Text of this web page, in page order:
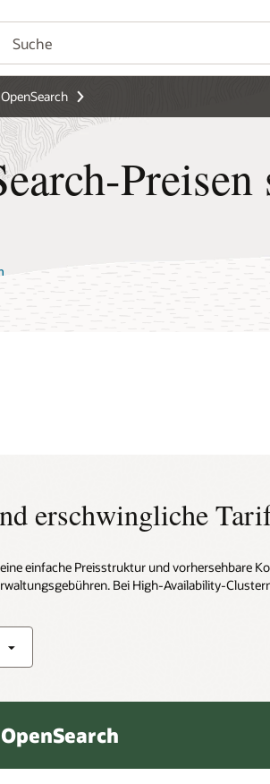
OpenSearch
Preisen
erschwingliche
einfache Preisstruktur und vorhersehbare
Bei High-Availability-